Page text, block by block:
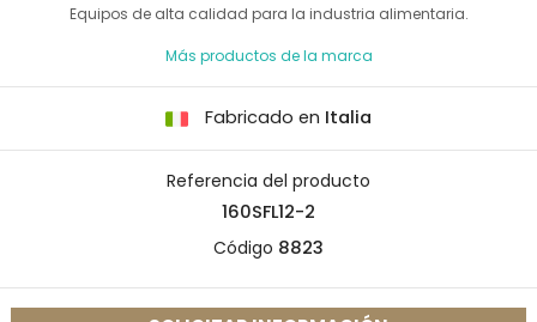
Equipos de alta calidad para la industria alimentaria.
Más productos de la marca
Fabricado en Italia
Referencia del producto
160SFL12-2
Código 8823